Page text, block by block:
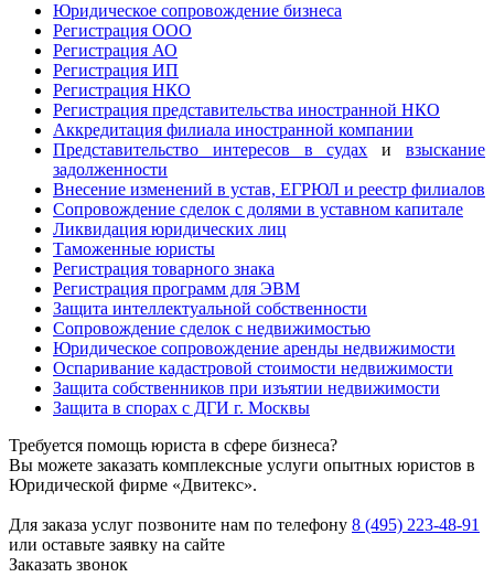
Юридическое сопровождение бизнеса
Регистрация ООО
Регистрация АО
Регистрация ИП
Регистрация НКО
Регистрация представительства иностранной НКО
Аккредитация филиала иностранной компании
Представительство интересов в судах ивзыскание
задолженности
Внесение изменений в устав, ЕГРЮЛ и реестр филиалов
Сопровождение сделок с долями в уставном капитале
Ликвидация юридических лиц
Таможенные юристы
Регистрация товарного знака
Регистрация программ для ЭВМ
Защита интеллектуальной собственности
Сопровождение сделок с недвижимостью
Юридическое сопровождение аренды недвижимости
Оспаривание кадастровой стоимости недвижимости
Защита собственников при изъятии недвижимости
Защита в спорах с ДГИ г. Москвы
Требуется помощь юриста в сфере бизнеса?
Вы можете заказать комплексные услуги опытных юристов в
Юридической фирме «Двитекс».
Для заказа услуг позвоните нам по телефону 8 (495) 223-48-91
или оставьте заявку на сайте
Заказать звонок